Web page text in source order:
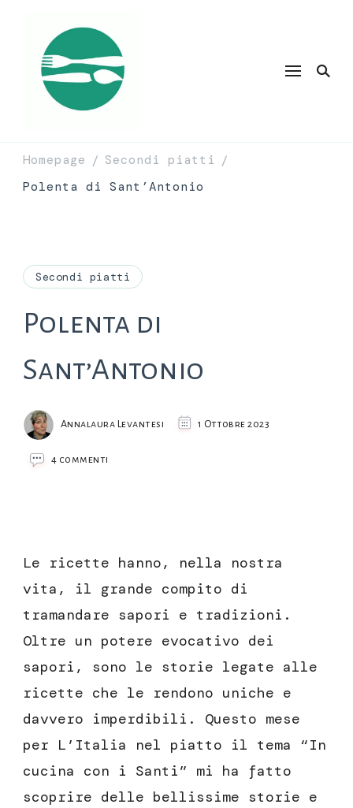
Homepage / Secondi piatti /
Polenta di Sant’Antonio
Secondi piatti
Polenta di
Sant’Antonio
Annalaura Levantesi 1 Ottobre 2023
4 commenti
Le ricette hanno, nella nostra
vita, il grande compito di
tramandare sapori e tradizioni.
Oltre un potere evocativo dei
sapori, sono le storie legate alle
ricette che le rendono uniche e
davvero imperdibili. Questo mese
per L’Italia nel piatto il tema “In
cucina con i Santi” mi ha fatto
scoprire delle bellissime storie e